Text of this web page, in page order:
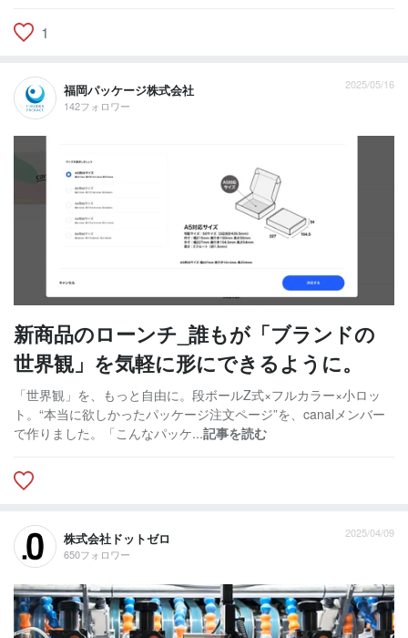
1
福岡パッケージ株式会社
142フォロワー
2025/05/16
新商品のローンチ_誰もが「ブランドの
世界観」を気軽に形にできるように。
「世界観」を、もっと自由に。段ボールZ式×フルカラー×小ロッ
ト。“本当に欲しかったパッケージ注文ページ”を、canalメンバー
で作りました。「こんなパッケ...記事を読む
株式会社ドットゼロ
650フォロワー
2025/04/09